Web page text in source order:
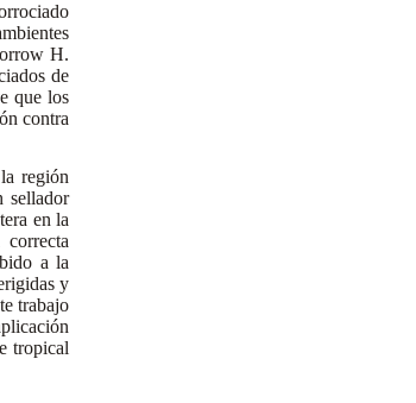
H.
de
que los
contra
región
sellador
en la
a la
y
trabajo
tropical